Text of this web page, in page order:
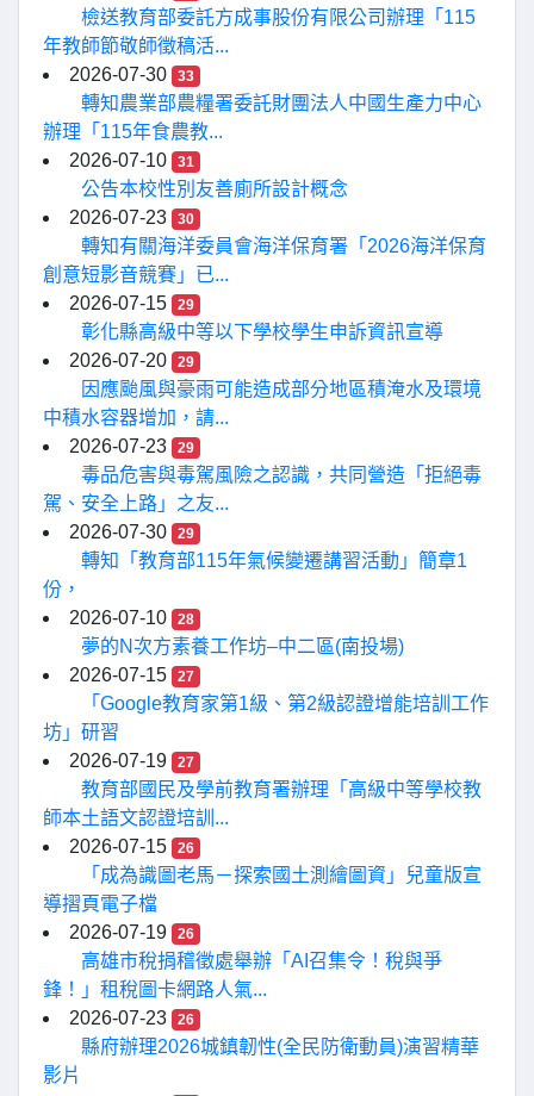
檢送教育部委託方成事股份有限公司辦理「115
年教師節敬師徵稿活...
2026-07-30
33
轉知農業部農糧署委託財團法人中國生產力中心
辦理「115年食農教...
2026-07-10
31
公告本校性別友善廁所設計概念
2026-07-23
30
轉知有關海洋委員會海洋保育署「2026海洋保育
創意短影音競賽」已...
2026-07-15
29
彰化縣高級中等以下學校學生申訴資訊宣導
2026-07-20
29
因應颱風與豪雨可能造成部分地區積淹水及環境
中積水容器增加，請...
2026-07-23
29
毒品危害與毒駕風險之認識，共同營造「拒絕毒
駕、安全上路」之友...
2026-07-30
29
轉知「教育部115年氣候變遷講習活動」簡章1
份，
2026-07-10
28
夢的N次方素養工作坊–中二區(南投場)
2026-07-15
27
「Google教育家第1級、第2級認證增能培訓工作
坊」研習
2026-07-19
27
教育部國民及學前教育署辦理「高級中等學校教
師本土語文認證培訓...
2026-07-15
26
「成為識圖老馬－探索國土測繪圖資」兒童版宣
導摺頁電子檔
2026-07-19
26
高雄市稅捐稽徵處舉辦「AI召集令！稅與爭
鋒！」租稅圖卡網路人氣...
2026-07-23
26
縣府辦理2026城鎮韌性(全民防衛動員)演習精華
影片